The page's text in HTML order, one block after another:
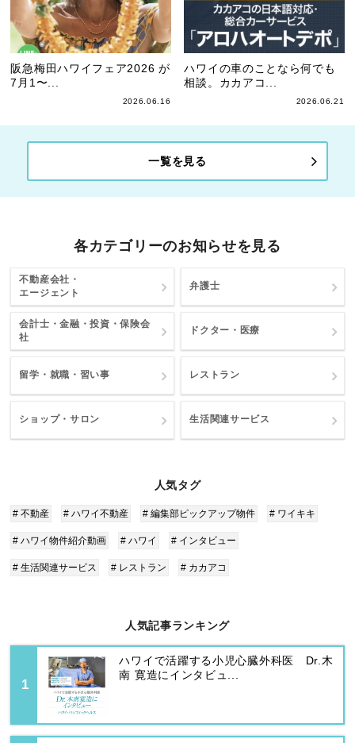
阪急梅田ハワイフェア2026 が
7月1〜...
2026.06.16
ハワイの車のことなら何でも
相談。カカアコ...
2026.06.21
一覧を見る
各カテゴリーのお知らせを見る
不動産会社・
エージェント
弁護士
会計士・金融・投資・保険会
社
ドクター・医療
留学・就職・習い事 レストラン
ショップ・サロン 生活関連サービス
人気タグ
# 不動産 # ハワイ不動産 # 編集部ピックアップ物件 # ワイキキ
# ハワイ物件紹介動画 # ハワイ # インタビュー
# 生活関連サービス # レストラン # カカアコ
人気記事ランキング
ハワイで活躍する小児心臓外科医 Dr.木
南 寛造にインタビュ...